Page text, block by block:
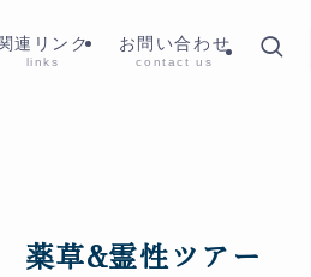
連リンク
links
お問い合わせ
contact us
薬草&霊性ツアー